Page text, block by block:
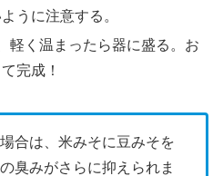
うに注意する。
軽く温まったら器に盛る。お
完成！
合は、米みそに豆みそを
臭みがさらに抑えられま